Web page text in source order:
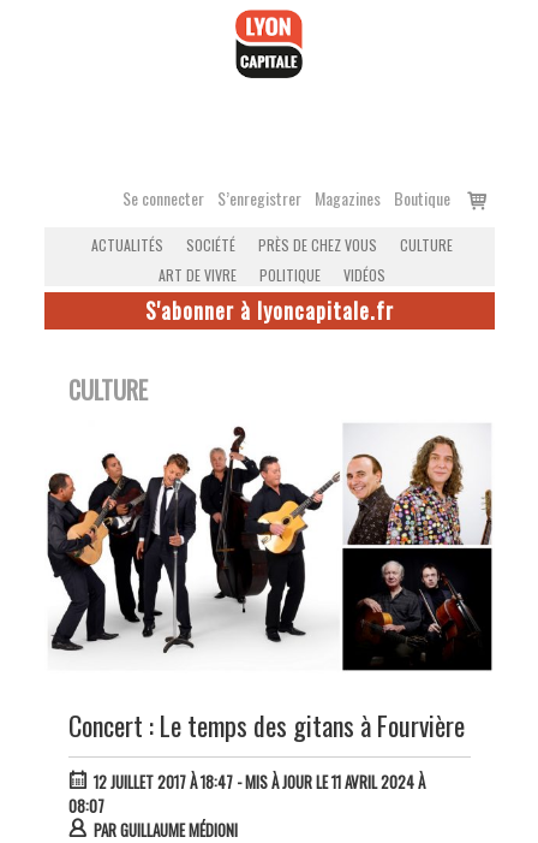
Se connecter S’enregistrer Magazines Boutique
Voir
ACTUALITÉS SOCIÉTÉ PRÈS DE CHEZ VOUS
CULTURE
ART DE VIVRE
POLITIQUE VIDÉOS
S'abonner à lyoncapitale.fr
CULTURE
Concert : Le temps des gitans à Fourvière
12 JUILLET 2017 À 18:47- MIS À JOUR LE 11 AVRIL 2024 À
08:07
PARGUILLAUME MÉDIONI